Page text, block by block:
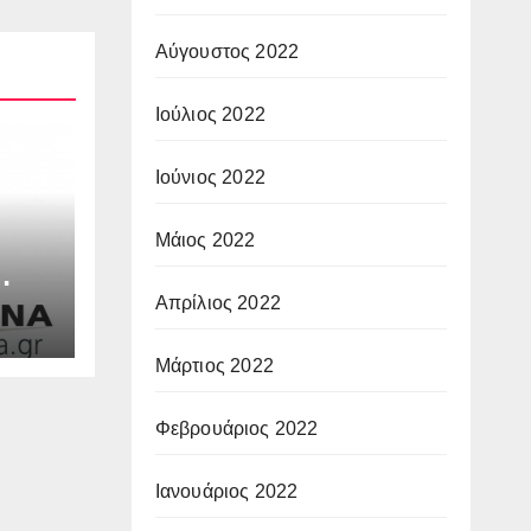
Αύγουστος 2022
Ιούλιος 2022
Ιούνιος 2022
Μάιος 2022
Απρίλιος 2022
Μάρτιος 2022
Φεβρουάριος 2022
Ιανουάριος 2022